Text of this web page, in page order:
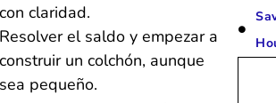
con claridad.
Resolver el saldo y empezar a
construir un colchón, aunque
sea pequeño.